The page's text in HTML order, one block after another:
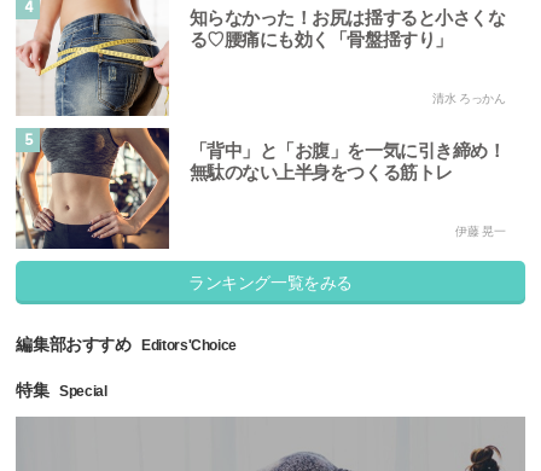
4
知らなかった！お尻は揺すると小さくな
る♡腰痛にも効く「骨盤揺すり」
清水 ろっかん
5
「背中」と「お腹」を一気に引き締め！
無駄のない上半身をつくる筋トレ
伊藤 晃一
ランキング一覧をみる
編集部おすすめ Editors'Choice
特集 Special